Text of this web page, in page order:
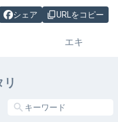
シェア URLをコピー
エキ